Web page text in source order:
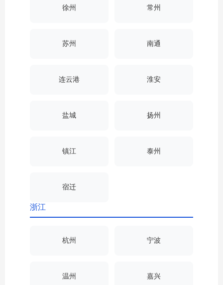
徐州 常州
苏州 南通
连云港 淮安
盐城 扬州
镇江 泰州
宿迁
浙江
杭州 宁波
温州 嘉兴